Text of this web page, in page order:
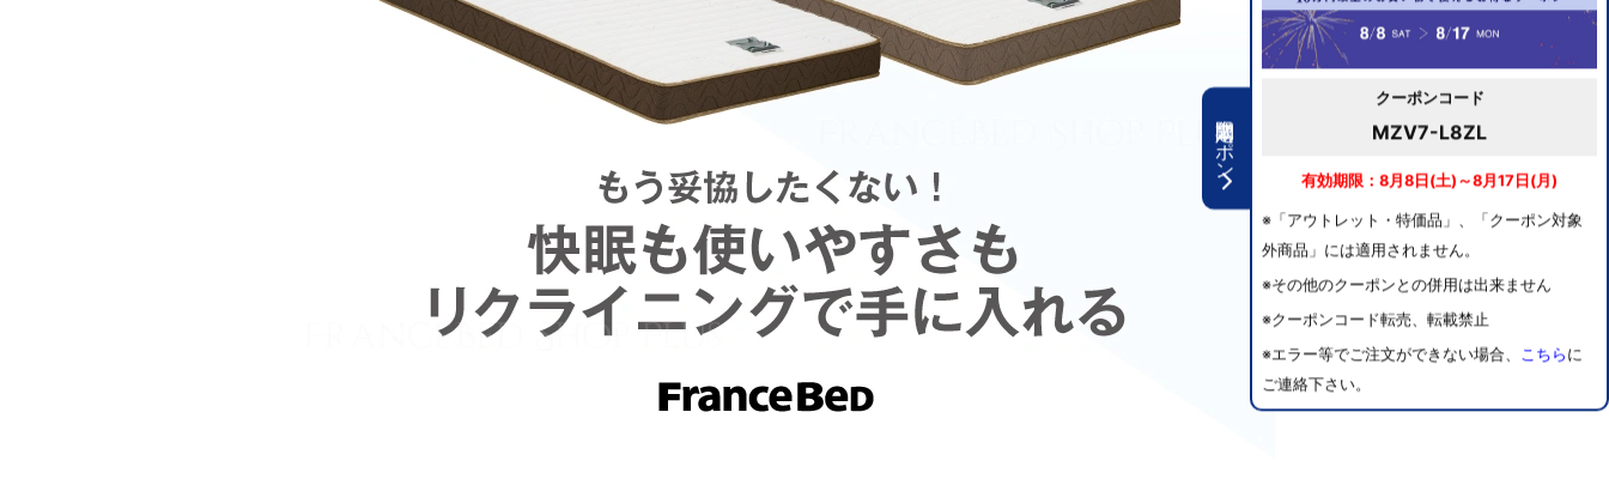
期間限定クーポン
クーポンコード
MZV7-L8ZL
有効期限：8月8日(土)～8月17日(月)
※「アウトレット・特価品」、「クーポン対象
外商品」には適用されません。
※その他のクーポンとの併用は出来ません
※クーポンコード転売、転載禁止
※エラー等でご注文ができない場合、 こちら に
ご連絡下さい。